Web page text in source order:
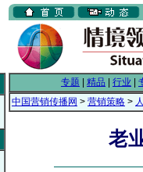
专题 精品 行业
中国营销传播网 > 营销策略 >
老